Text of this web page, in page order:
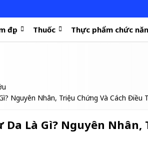
đẹp Thuốc Thực phẩm chức
Nguyên Nhân, Triệu Chứng Và Cách Điều
Da Là Gì? Nguyên Nhân,